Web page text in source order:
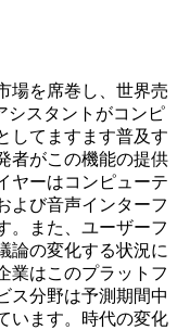
場を席巻し、世界売
シスタントがコンピ
してますます普及す
者がこの機能の提供
ヤーはコンピューテ
よび音声インターフ
。また、ユーザーフ
論の変化する状況に
業はこのプラットフ
ス分野は予測期間中
います。時代の変化